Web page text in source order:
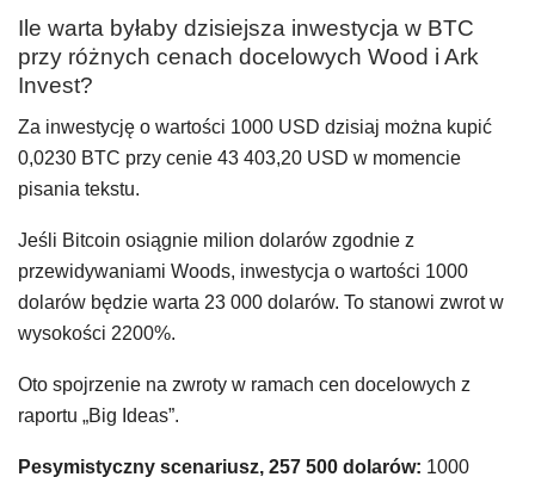
Ile warta byłaby dzisiejsza inwestycja w BTC
przy różnych cenach docelowych Wood i Ark
Invest?
Za inwestycję o wartości 1000 USD dzisiaj można kupić
0,0230 BTC przy cenie 43 403,20 USD w momencie
pisania tekstu.
Jeśli Bitcoin osiągnie milion dolarów zgodnie z
przewidywaniami Woods, inwestycja o wartości 1000
dolarów będzie warta 23 000 dolarów. To stanowi zwrot w
wysokości 2200%.
Oto spojrzenie na zwroty w ramach cen docelowych z
raportu „Big Ideas”.
Pesymistyczny scenariusz, 257 500 dolarów: 1000